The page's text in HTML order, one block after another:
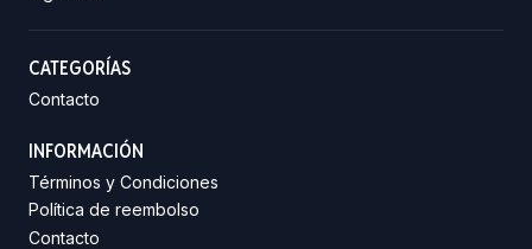
CATEGORÍAS
Contacto
INFORMACIÓN
Términos y Condiciones
Política de reembolso
Contacto